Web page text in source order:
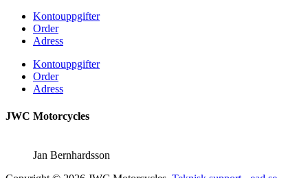
Kontouppgifter
Order
Adress
Kontouppgifter
Order
Adress
JWC Motorcycles
Jan Bernhardsson